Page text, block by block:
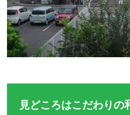
見どころはこだわりの